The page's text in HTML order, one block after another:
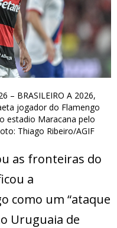
– BRASILEIRO A 2026,
jogador do Flamengo
estadio Maracana pelo
Thiago Ribeiro/AGIF
as fronteiras do
a
como um “ataque
Uruguaia de